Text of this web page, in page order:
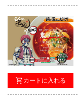
カートに入れる